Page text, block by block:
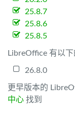
25.8.7
25.8.6
25.8.5
LibreOffice 有以下
26.8.0
更早版本的
中心 找到